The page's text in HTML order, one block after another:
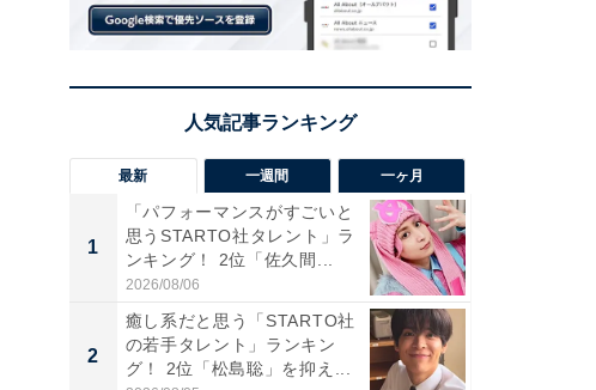
最新 一週間 一ヶ月
1
「パフォーマンスがすごいと
思うSTARTO社タレント」ラ
ンキング！ 2位「佐久間...
2026/08/06
2
癒し系だと思う「STARTO社
の若手タレント」ランキン
グ！ 2位「松島聡」を抑え...